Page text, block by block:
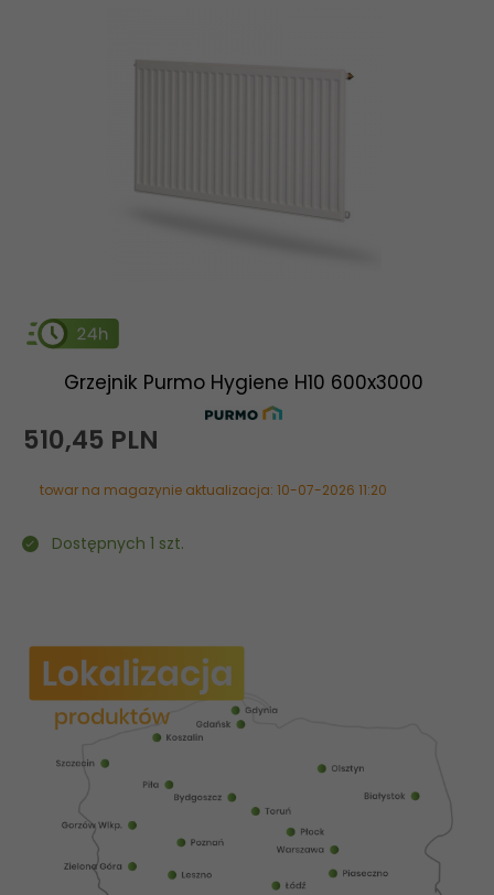
Grzejnik Purmo Hygiene H10 600x3000
510,45 PLN
towar na magazynie aktualizacja: 10-07-2026 11:20
Dostępnych 1 szt.